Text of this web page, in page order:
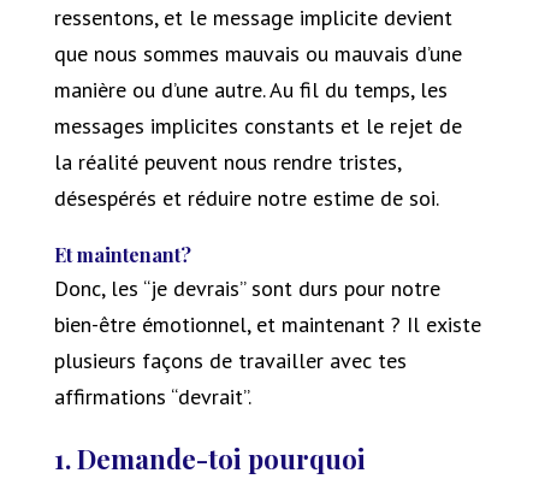
ressentons, et le message implicite devient
que nous sommes mauvais ou mauvais d’une
manière ou d’une autre. Au fil du temps, les
messages implicites constants et le rejet de
la réalité peuvent nous rendre tristes,
désespérés et réduire notre estime de soi.
Et maintenant?
Donc, les “je devrais” sont durs pour notre
bien-être émotionnel, et maintenant ? Il existe
plusieurs façons de travailler avec tes
affirmations “devrait”.
1. Demande-toi pourquoi